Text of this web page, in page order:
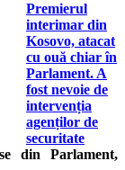
Premierul
interimar din
Kosovo, atacat
cu ouă chiar în
Parlament. A
fost nevoie de
intervenția
agenților de
securitate
din Parlament,